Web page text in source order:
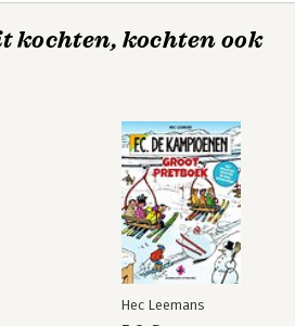
kochten, kochten ook
Hec Leemans